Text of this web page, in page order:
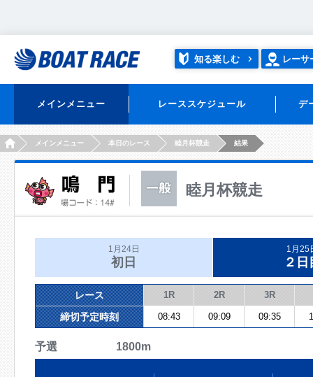
知る楽しむ レーサ
メインメニュー レーススケジュール デ
HOMEメインメニュー 本日のレース 睦月杯競走 結果
睦月杯競走
1月24日
初日
1月25
２日
レース 1R 2R 3R
締切予定時刻 08:43 09:09 09:35
予選 1800m